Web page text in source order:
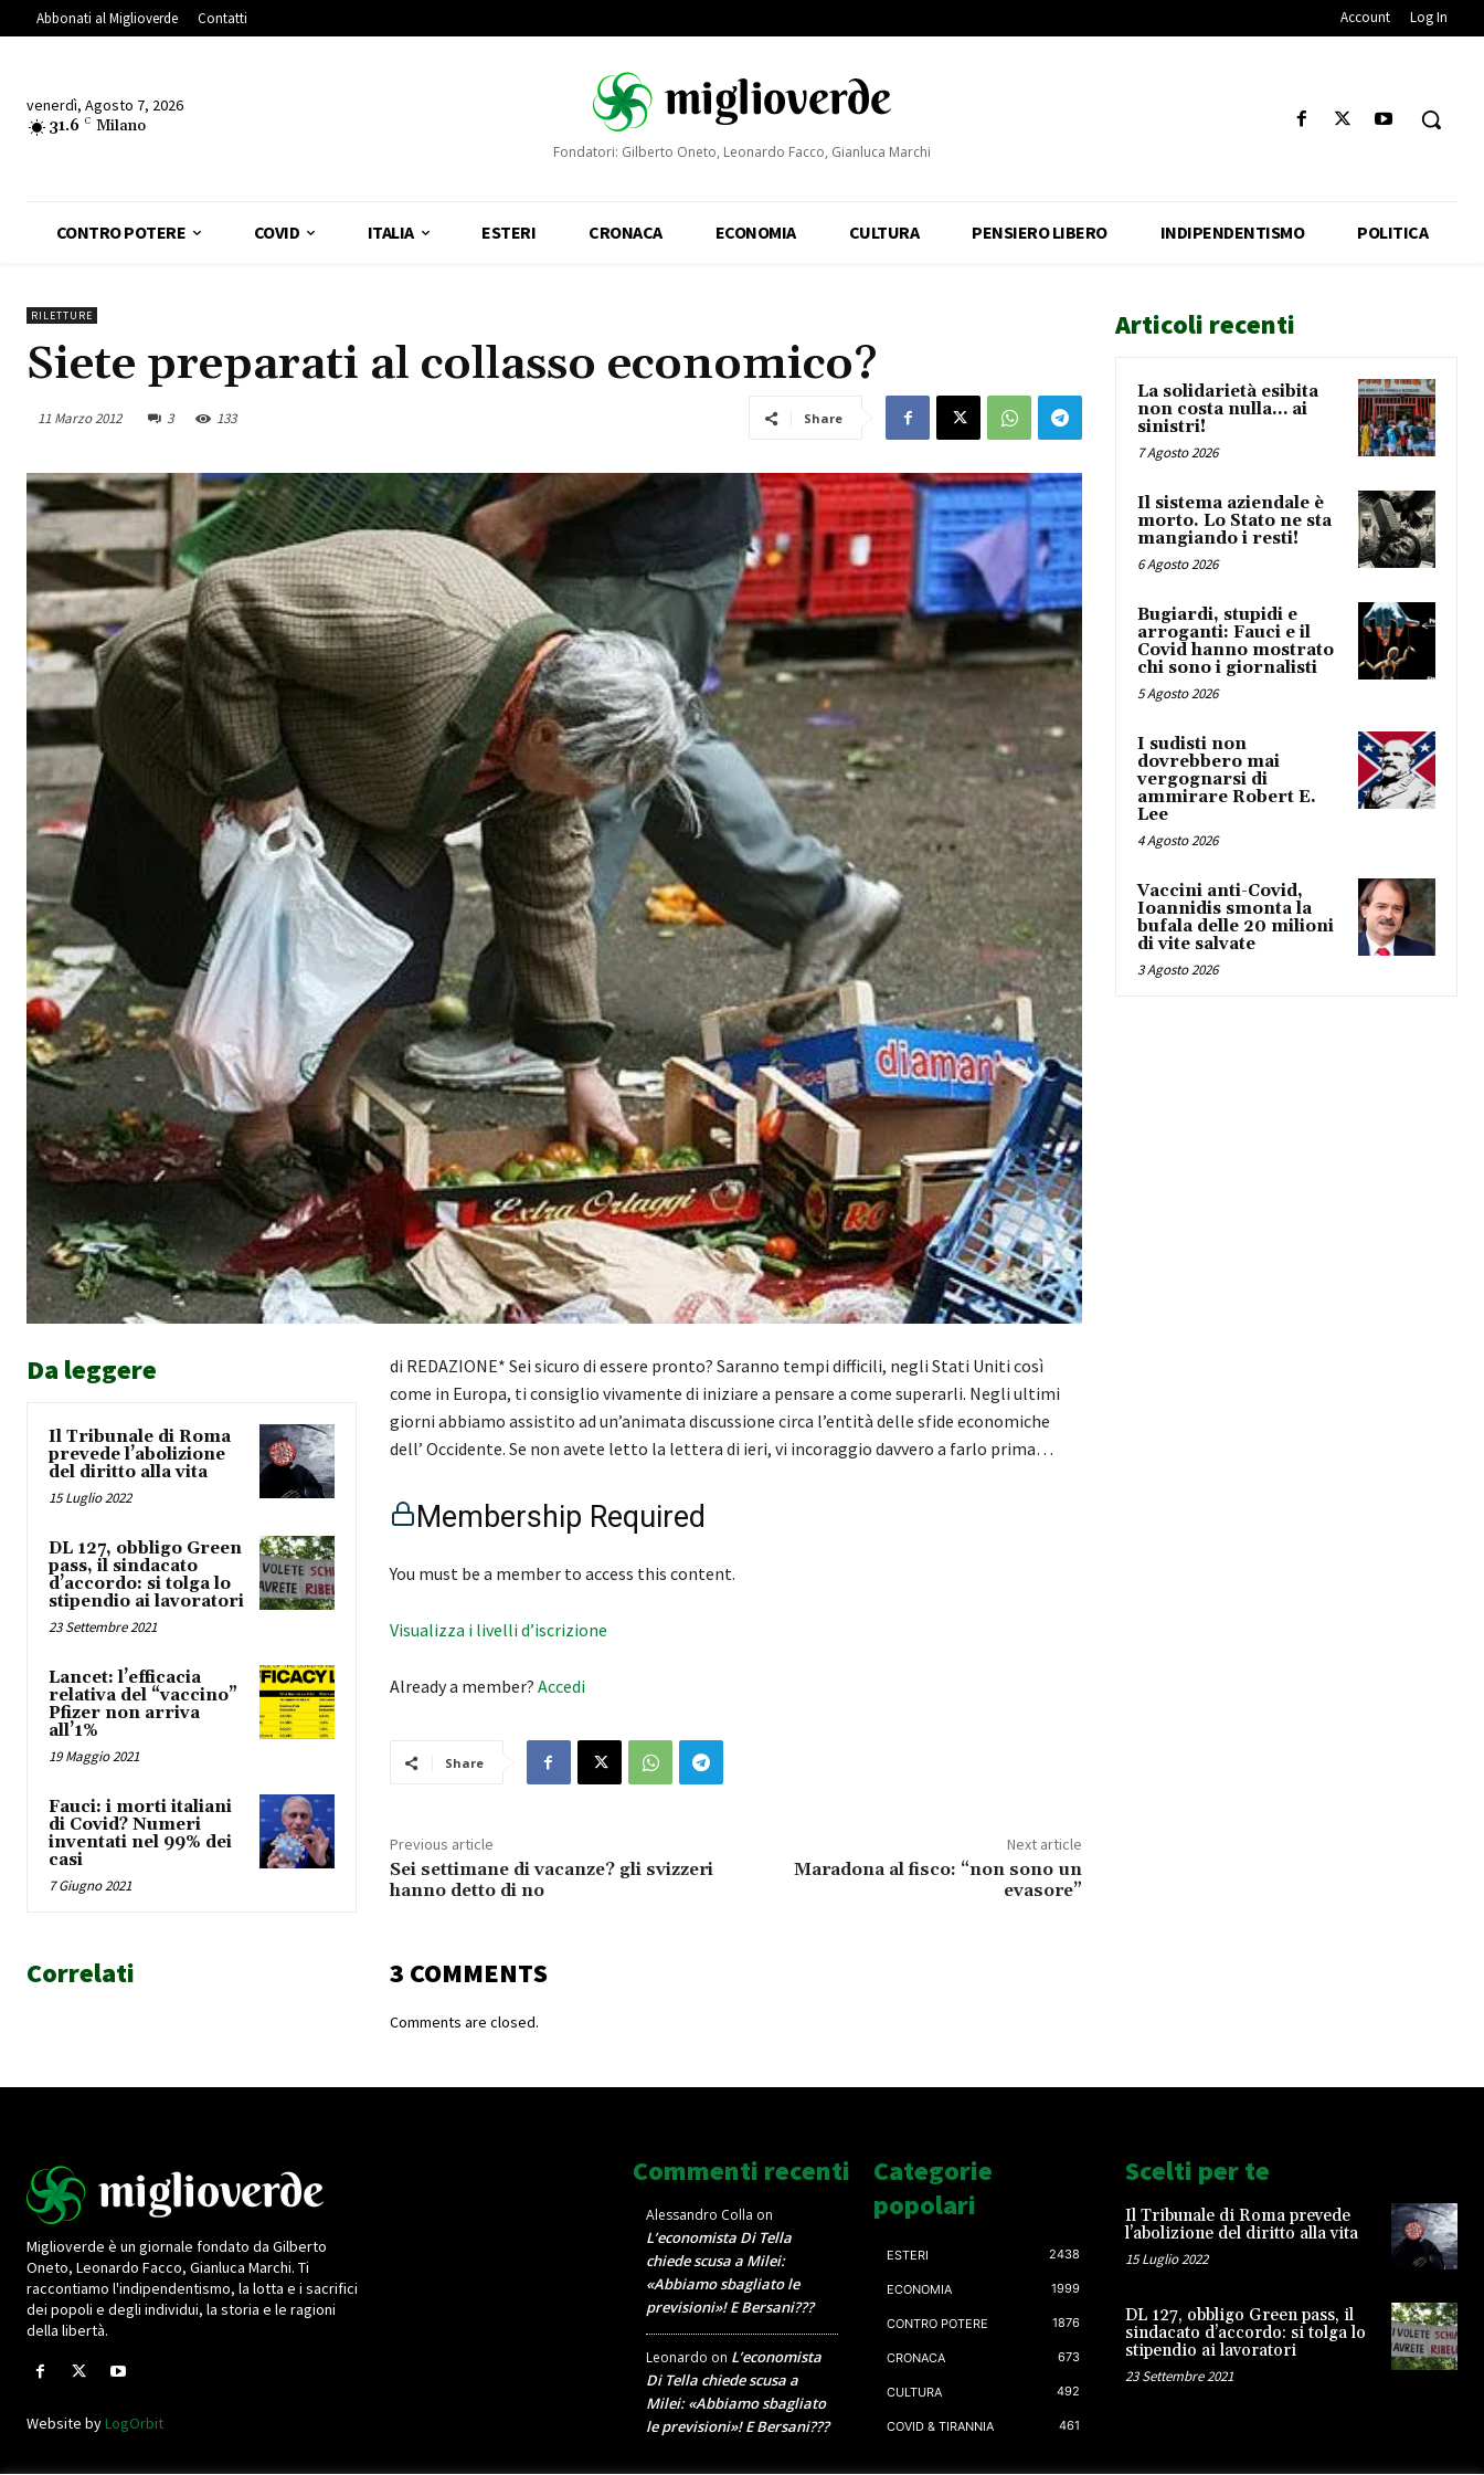
Abbonati al Miglioverde Contatti Account Log In
venerdì, Agosto 7, 2026
31.6 C Milano
Fondatori: Gilberto Oneto, Leonardo Facco, Gianluca Marchi
CONTRO POTERE COVID ITALIA ESTERI CRONACA ECONOMIA CULTURA PENSIERO LIBERO INDIPENDENTISMO POLITICA
RILETTURE
Siete preparati al collasso economico?
11 Marzo 2012 3 133 Share
Da leggere
Il Tribunale di Roma
prevede l’abolizione
del diritto alla vita
15 Luglio 2022
DL 127, obbligo Green
pass, il sindacato
d’accordo: si tolga lo
stipendio ai lavoratori
23 Settembre 2021
Lancet: l’efficacia
relativa del “vaccino”
Pfizer non arriva
all’1%
19 Maggio 2021
Fauci: i morti italiani
di Covid? Numeri
inventati nel 99% dei
casi
7 Giugno 2021
di REDAZIONE* Sei sicuro di essere pronto? Saranno tempi difficili, negli Stati Uniti così
come in Europa, ti consiglio vivamente di iniziare a pensare a come superarli. Negli ultimi
giorni abbiamo assistito ad un’animata discussione circa l’entità delle sfide economiche
dell’ Occidente. Se non avete letto la lettera di ieri, vi incoraggio davvero a farlo prima…
Membership Required
You must be a member to access this content.
Visualizza i livelli d’iscrizione
Already a member? Accedi
Share
Previous article
Sei settimane di vacanze? gli svizzeri
hanno detto di no
Next article
Maradona al fisco: “non sono un
evasore”
Correlati 3 COMMENTS
Comments are closed.
Articoli recenti
La solidarietà esibita
non costa nulla… ai
sinistri!
7 Agosto 2026
Il sistema aziendale è
morto. Lo Stato ne sta
mangiando i resti!
6 Agosto 2026
Bugiardi, stupidi e
arroganti: Fauci e il
Covid hanno mostrato
chi sono i giornalisti
5 Agosto 2026
I sudisti non
dovrebbero mai
vergognarsi di
ammirare Robert E.
Lee
4 Agosto 2026
Vaccini anti-Covid,
Ioannidis smonta la
bufala delle 20 milioni
di vite salvate
3 Agosto 2026
Miglioverde è un giornale fondato da Gilberto
Oneto, Leonardo Facco, Gianluca Marchi. Ti
raccontiamo l'indipendentismo, la lotta e i sacrifici
dei popoli e degli individui, la storia e le ragioni
della libertà.
Website byLogOrbit
Commenti recenti
Alessandro Colla on
L’economista Di Tella
chiede scusa a Milei:
«Abbiamo sbagliato le
previsioni»! E Bersani???
Leonardo on L’economista
Di Tella chiede scusa a
Milei: «Abbiamo sbagliato
le previsioni»! E Bersani???
Categorie
popolari
ESTERI 2438
ECONOMIA 1999
CONTRO POTERE 1876
CRONACA 673
CULTURA 492
COVID & TIRANNIA 461
Scelti per te
Il Tribunale di Roma prevede
l’abolizione del diritto alla vita
15 Luglio 2022
DL 127, obbligo Green pass, il
sindacato d’accordo: si tolga lo
stipendio ai lavoratori
23 Settembre 2021